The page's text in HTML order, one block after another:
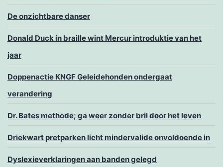
De onzichtbare danser
Donald Duck in braille wint Mercur introduktie van het
jaar
Doppenactie KNGF Geleidehonden ondergaat
verandering
Dr. Bates methode; ga weer zonder bril door het leven
Driekwart pretparken licht mindervalide onvoldoende in
Dyslexieverklaringen aan banden gelegd